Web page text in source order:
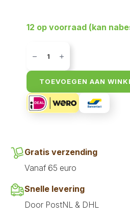
12 op voorraad (kan
vleesmix
480
gr
aantalTOEVOEGEN AAN
Gratis verzending
Vanaf 65 euro
Snelle levering
Door PostNL & DHL